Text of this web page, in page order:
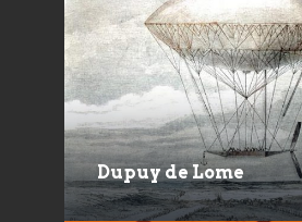
Dupuy de Lome